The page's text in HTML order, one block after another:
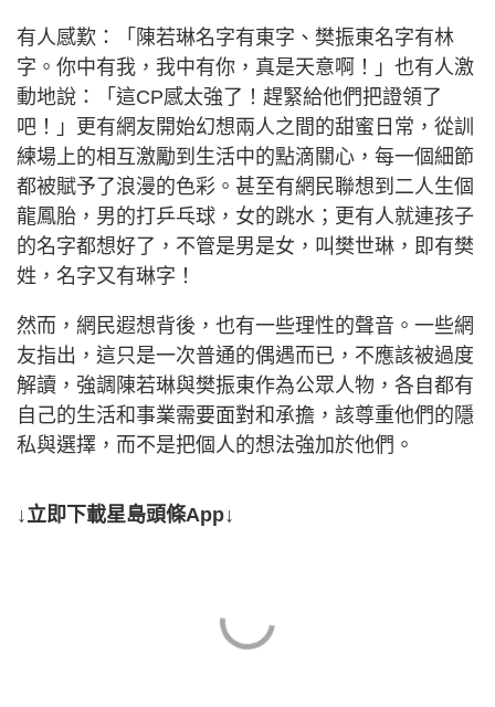
有人感歎：「陳若琳名字有東字、樊振東名字有林
字。你中有我，我中有你，真是天意啊！」也有人激
動地說：「這CP感太強了！趕緊給他們把證領了
吧！」更有網友開始幻想兩人之間的甜蜜日常，從訓
練場上的相互激勵到生活中的點滴關心，每一個細節
都被賦予了浪漫的色彩。甚至有網民聯想到二人生個
龍鳳胎，男的打乒乓球，女的跳水；更有人就連孩子
的名字都想好了，不管是男是女，叫樊世琳，即有樊
姓，名字又有琳字！
然而，網民遐想背後，也有一些理性的聲音。一些網
友指出，這只是一次普通的偶遇而已，不應該被過度
解讀，強調陳若琳與樊振東作為公眾人物，各自都有
自己的生活和事業需要面對和承擔，該尊重他們的隱
私與選擇，而不是把個人的想法強加於他們。
↓立即下載星島頭條App↓